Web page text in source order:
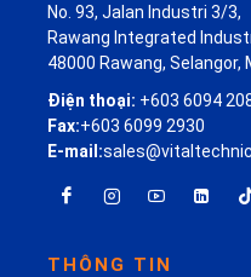
No. 93, Jalan Industri 3/3,
Rawang Integrated
48000 Rawang, Selangor,
Điện thoại: +603 6094
Fax:+603 6099 2930
E-mail:
THÔNG TIN